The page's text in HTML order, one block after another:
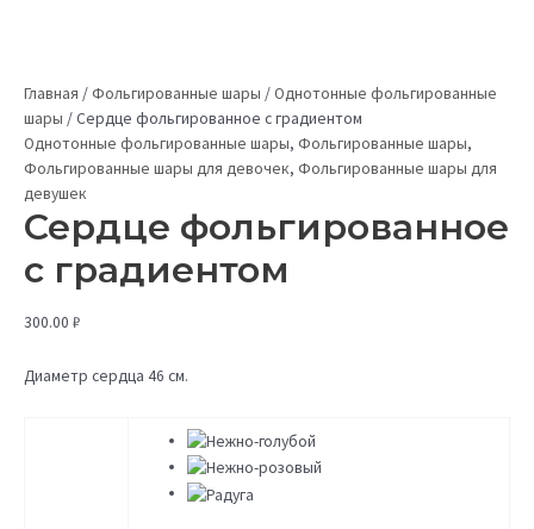
Главная /Фольгированные шары /Однотонные фольгированные
шары /Сердце фольгированное с градиентом
Однотонные фольгированные шары, Фольгированные шары,
Фольгированные шары для девочек, Фольгированные шары для
девушек
Сердце фольгированное
с градиентом
300.00 ₽
Диаметр сердца 46 см.